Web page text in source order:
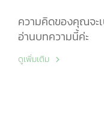
ความคิดของคุณจะ
อ่านบทความนี้ค่ะ
ดูเพิ่มเติม